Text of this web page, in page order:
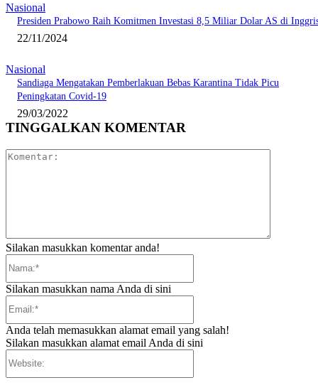
Nasional
Presiden Prabowo Raih Komitmen Investasi 8,5 Miliar Dolar AS di
22/11/2024
Nasional
Sandiaga Mengatakan Pemberlakuan Bebas Karantina Tidak Picu
Peningkatan Covid-19
29/03/2022
TINGGALKAN KOMENTAR
Silakan masukkan komentar anda!
Silakan masukkan nama Anda di sini
Anda telah memasukkan alamat email yang salah!
Silakan masukkan alamat email Anda di sini